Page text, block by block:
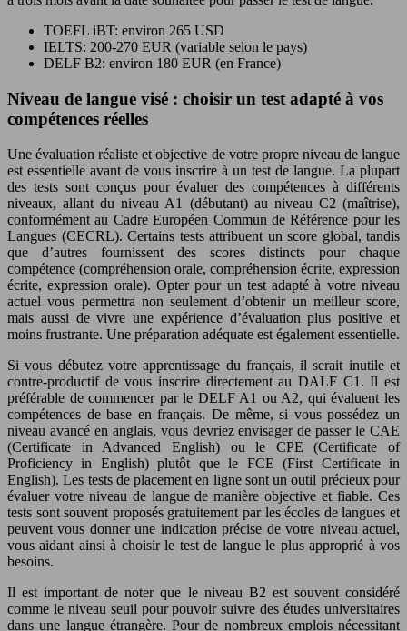
TOEFL iBT: environ 265 USD
IELTS: 200-270 EUR (variable selon le pays)
DELF B2: environ 180 EUR (en France)
Niveau de langue visé : choisir un test adapté à vos
compétences réelles
Une évaluation réaliste et objective de votre propre niveau de langue
est essentielle avant de vous inscrire à un test de langue. La plupart
des tests sont conçus pour évaluer des compétences à différents
niveaux, allant du niveau A1 (débutant) au niveau C2 (maîtrise),
conformément au Cadre Européen Commun de Référence pour les
Langues (CECRL). Certains tests attribuent un score global, tandis
que d’autres fournissent des scores distincts pour chaque
compétence (compréhension orale, compréhension écrite, expression
écrite, expression orale). Opter pour un test adapté à votre niveau
actuel vous permettra non seulement d’obtenir un meilleur score,
mais aussi de vivre une expérience d’évaluation plus positive et
moins frustrante. Une préparation adéquate est également essentielle.
Si vous débutez votre apprentissage du français, il serait inutile et
contre-productif de vous inscrire directement au DALF C1. Il est
préférable de commencer par le DELF A1 ou A2, qui évaluent les
compétences de base en français. De même, si vous possédez un
niveau avancé en anglais, vous devriez envisager de passer le CAE
(Certificate in Advanced English) ou le CPE (Certificate of
Proficiency in English) plutôt que le FCE (First Certificate in
English). Les tests de placement en ligne sont un outil précieux pour
évaluer votre niveau de langue de manière objective et fiable. Ces
tests sont souvent proposés gratuitement par les écoles de langues et
peuvent vous donner une indication précise de votre niveau actuel,
vous aidant ainsi à choisir le test de langue le plus approprié à vos
besoins.
Il est important de noter que le niveau B2 est souvent considéré
comme le niveau seuil pour pouvoir suivre des études universitaires
dans une langue étrangère. Pour de nombreux emplois nécessitant